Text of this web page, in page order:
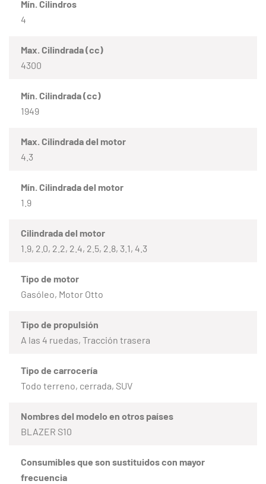
Mín. Cilindros
4
Max. Cilindrada (cc)
4300
Mín. Cilindrada (cc)
1949
Max. Cilindrada del motor
4.3
Mín. Cilindrada del motor
1.9
Cilindrada del motor
1.9, 2.0, 2.2, 2.4, 2.5, 2.8, 3.1, 4.3
Tipo de motor
Gasóleo, Motor Otto
Tipo de propulsión
A las 4 ruedas, Tracción trasera
Tipo de carrocería
Todo terreno, cerrada, SUV
Nombres del modelo en otros países
BLAZER S10
Consumibles que son sustituidos con mayor
frecuencia